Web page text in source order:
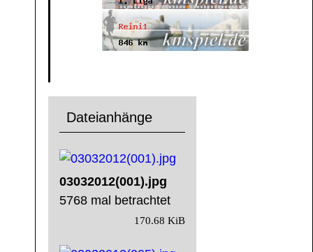
Dateianhänge
03032012(001).jpg
5768 mal betrachtet
170.68 KiB